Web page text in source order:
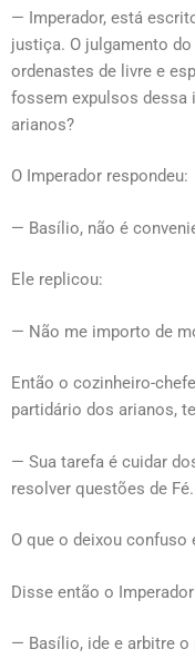
— Imperador, está
justiça. O julgamento
ordenastes de livre e
fossem expulsos dessa
arianos?
O Imperador respondeu:
— Basílio, não é
Ele replicou:
— Não me importo de
Então o cozinheiro-
partidário dos arianos,
— Sua tarefa é cuidar
resolver questões de Fé.
O que o deixou confuso
Disse então o
— Basílio, ide e arbitre